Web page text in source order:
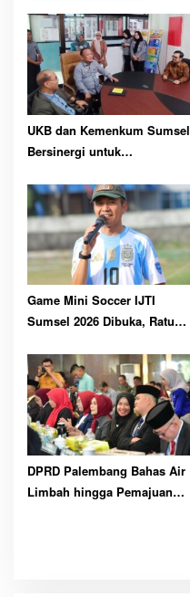
pp
UKB dan Kemenkum Sumsel
Bersinergi untuk
Intelektual
Game Mini Soccer IJTI
Sumsel 2026 Dibuka, Ratu
Solidaritas
DPRD Palembang Bahas Air
Limbah hingga Pemajuan